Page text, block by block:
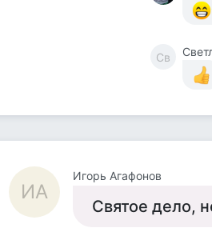
Св
ИА
Игорь Агафонов
Святое дело,